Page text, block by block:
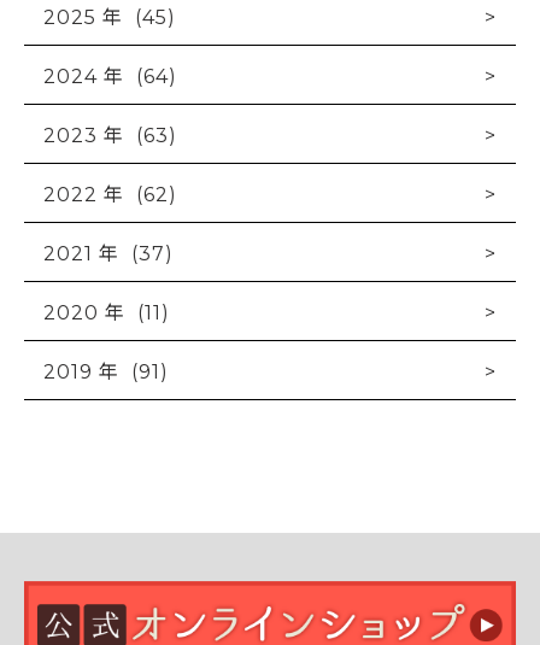
2025 年 (45)
2024 年 (64)
2023 年 (63)
2022 年 (62)
2021 年 (37)
2020 年 (11)
2019 年 (91)